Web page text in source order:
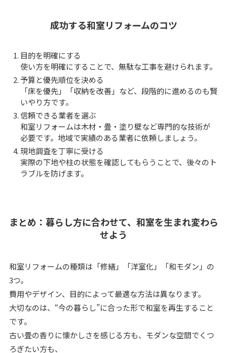
成功する和室リフォームのコツ
目的を明確にする
使い方を明確にすることで、無駄な工事を避けられます。
予算と優先順位を決める
「床を優先」「収納を改善」など、段階的に進めるのも賢
いやり方です。
信頼できる業者を選ぶ
和室リフォームは木材・畳・塗り壁など専門的な技術が
必要です。地域で実績のある業者に依頼しましょう。
現地調査を丁寧に受ける
実際の下地や柱の状態を確認してもらうことで、後々のト
ラブルを防げます。
まとめ：暮らし方に合わせて、和室を生まれ変わら
せよう
和室リフォームの種類は「修繕」「洋室化」「和モダン」の
3つ。
費用やデザイン、目的によって最適な方法は異なります。
大切なのは、“今の暮らし”に合った形で和室を再生すること
です。
古い畳の香りに懐かしさを感じる方も、モダンな空間でくつ
ろぎたい方も、